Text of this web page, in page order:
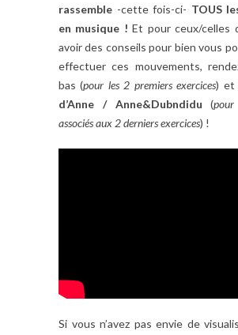
rassemble -cette fois-ci- TOUS
en musique ! Et pour ceux/celles
avoir des conseils pour bien vous
effectuer ces mouvements,
bas (pour les 2 premiers exercices) et
d’Anne / Anne&Dubndidu (
associés aux 2 derniers exercices) !
Si vous n’avez pas envie de